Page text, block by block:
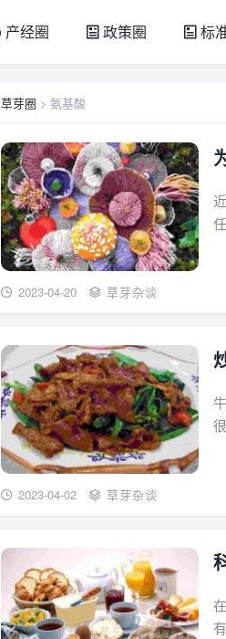
产经圈 政策圈 标
草芽圈 > 氨基酸
2023-04-20 草芽杂谈
2023-04-02 草芽杂谈